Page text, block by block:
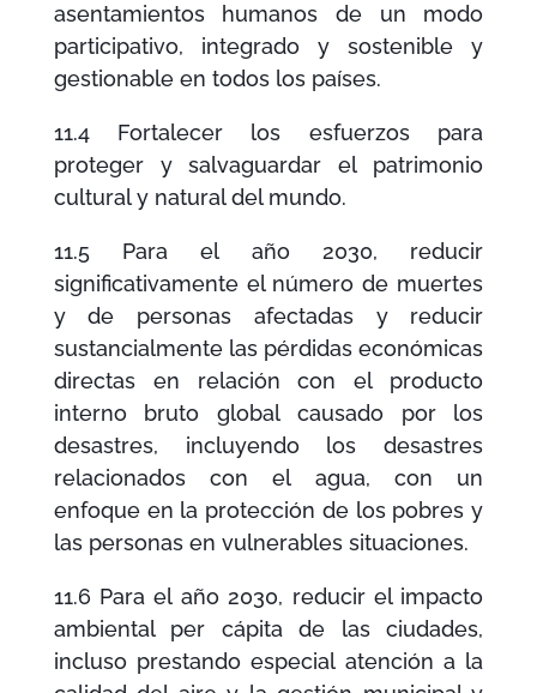
asentamientos humanos de un modo
participativo, integrado y sostenible y
gestionable en todos los países.
11.4 Fortalecer los esfuerzos para
proteger y salvaguardar el patrimonio
cultural y natural del mundo.
11.5 Para el año 2030, reducir
significativamente el número de muertes
y de personas afectadas y reducir
sustancialmente las pérdidas económicas
directas en relación con el producto
interno bruto global causado por los
desastres, incluyendo los desastres
relacionados con el agua, con un
enfoque en la protección de los pobres y
las personas en vulnerables situaciones.
11.6 Para el año 2030, reducir el impacto
ambiental per cápita de las ciudades,
incluso prestando especial atención a la